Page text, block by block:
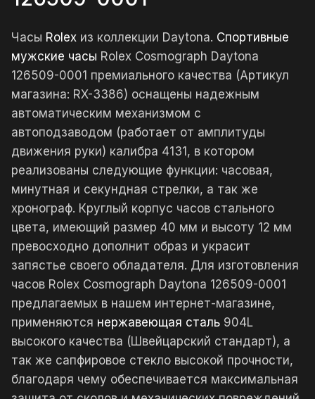
Часы Rolex из коллекции Daytona. Спортивные
мужские часы Rolex Cosmograph Daytona
126509-0001 премиального качества (Артикул
магазина: RX-3386) оснащены надежным
автоматическим механизмом с
автоподзаводом (работает от амплитуды
движения руки) калибра 4131, в котором
реализованы следующие функции: часовая,
минутная и секундная стрелки, а так же
хронограф. Круглый корпус часов стального
цвета, имеющий размер 40 мм и высоту 12 мм
превосходно дополнит образ и украсит
запястье своего обладателя. Для изготовления
часов Rolex Cosmograph Daytona 126509-0001
предлагаемых в нашем интернет-магазине,
применяются нержавеющая сталь 904L
высокого качества (Швейцарский стандарт), а
так же сапфировое стекло высокой прочности,
благодаря чему обеспечивается максимальная